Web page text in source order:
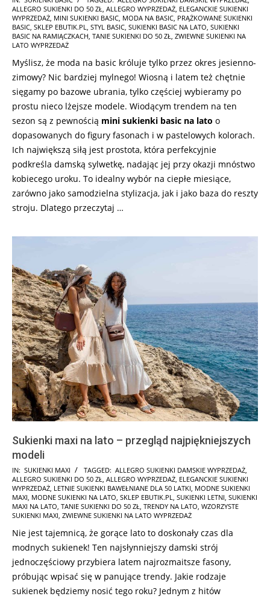
07-
07
ALLEGRO SUKIENKI DO 50 ZŁ, ALLEGRO WYPRZEDAŻ, ELEGANCKIE SUKIENKI
WYPRZEDAŻ, MINI SUKIENKI BASIC, MODA NA BASIC, PRĄŻKOWANE SUKIENKI
BASIC, SKLEP EBUTIK.PL, STYL BASIC, SUKIENKI BASIC NA LATO, SUKIENKI
BASIC NA RAMIĄCZKACH, TANIE SUKIENKI DO 50 ZŁ, ZWIEWNE SUKIENKI NA
LATO WYPRZEDAŻ
Myślisz, że moda na basic króluje tylko przez okres jesienno-
zimowy? Nic bardziej mylnego! Wiosną i latem też chętnie
sięgamy po bazowe ubrania, tylko częściej wybieramy po
prostu nieco lżejsze modele. Wiodącym trendem na ten
sezon są z pewnością mini sukienki basic na lato o
dopasowanych do figury fasonach i w pastelowych kolorach.
Ich największą siłą jest prostota, która perfekcyjnie
podkreśla damską sylwetkę, nadając jej przy okazji mnóstwo
kobiecego uroku. To idealny wybór na ciepłe miesiące,
zarówno jako samodzielna stylizacja, jak i jako baza do reszty
stroju. Dlatego przeczytaj …
Sukienki maxi na lato – przegląd najpiękniejszych
modeli
2026-
07-
02
IN: SUKIENKI MAXI TAGGED: ALLEGRO SUKIENKI DAMSKIE WYPRZEDAŻ,
ALLEGRO SUKIENKI DO 50 ZŁ, ALLEGRO WYPRZEDAŻ, ELEGANCKIE SUKIENKI
WYPRZEDAŻ, LETNIE SUKIENKI BAWEŁNIANE DLA 50 LATKI, MODNE SUKIENKI
MAXI, MODNE SUKIENKI NA LATO, SKLEP EBUTIK.PL, SUKIENKI LETNI, SUKIENKI
MAXI NA LATO, TANIE SUKIENKI DO 50 ZŁ, TRENDY NA LATO, WZORZYSTE
SUKIENKI MAXI, ZWIEWNE SUKIENKI NA LATO WYPRZEDAŻ
Nie jest tajemnicą, że gorące lato to doskonały czas dla
modnych sukienek! Ten najsłynniejszy damski strój
jednoczęściowy przybiera latem najrozmaitsze fasony,
próbując wpisać się w panujące trendy. Jakie rodzaje
sukienek będziemy nosić tego roku? Jednym z hitów